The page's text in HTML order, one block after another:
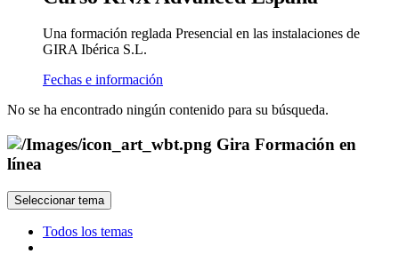
Una formación reglada Presencial en las instalaciones de
GIRA Ibérica S.L.
Fechas e información
No se ha encontrado ningún contenido para su búsqueda.
Gira Formación en
línea
Seleccionar tema
Todos los temas